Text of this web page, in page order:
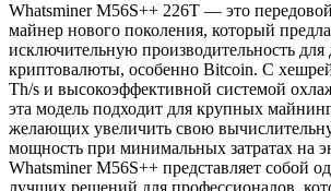
Whatsminer M56S++ 226T — это
майнер нового поколения, который
исключительную производительность
криптовалюты, особенно Bitcoin. С
Th/s и высокоэффективной системой
эта модель подходит для крупных
желающих увеличить свою
мощность при минимальных затратах на
Whatsminer M56S++ представляет собой